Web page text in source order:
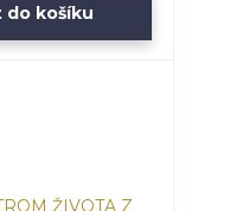
do košíku